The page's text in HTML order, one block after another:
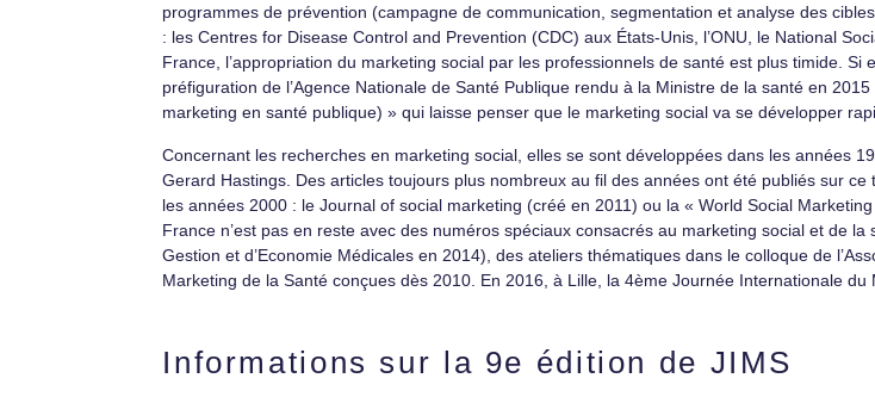
programmes de prévention (campagne de communication, segmentation et analyse des
: les Centres for Disease Control and Prevention (CDC) aux États-Unis, l’ONU, le National
France, l’appropriation du marketing social par les professionnels de santé est plus timide.
préfiguration de l’Agence Nationale de Santé Publique rendu à la Ministre de la santé en
marketing en santé publique) » qui laisse penser que le marketing social va se développer
Concernant les recherches en marketing social, elles se sont développées dans les années
Gerard Hastings. Des articles toujours plus nombreux au fil des années ont été publiés sur
les années 2000 : le Journal of social marketing (créé en 2011) ou la « World Social
France n’est pas en reste avec des numéros spéciaux consacrés au marketing social et de
Gestion et d’Economie Médicales en 2014), des ateliers thématiques dans le colloque de
Marketing de la Santé conçues dès 2010. En 2016, à Lille, la 4ème Journée Internationale
Informations sur la 9e édition de JIMS